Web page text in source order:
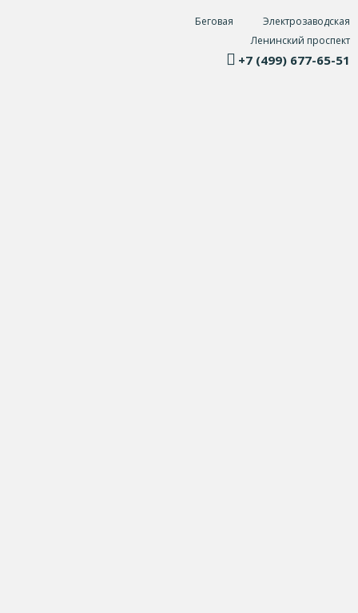
Беговая
Электрозаводская
Ленинский проспект
+7 (499) 677-65-51